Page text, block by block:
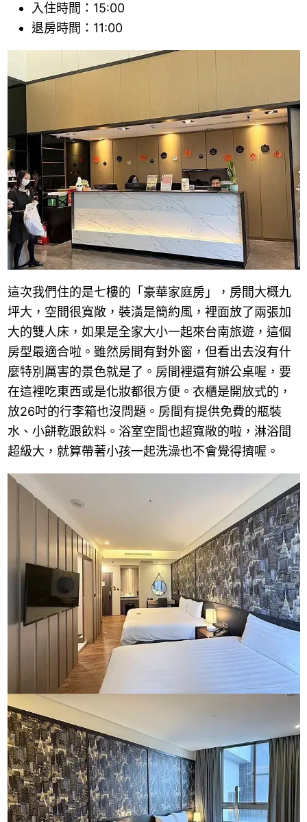
入住時間：15:00
退房時間：11:00
這次我們住的是七樓的「豪華家庭房」，房間大概九
坪大，空間很寬敞，裝潢是簡約風，裡面放了兩張加
大的雙人床，如果是全家大小一起來台南旅遊，這個
房型最適合啦。雖然房間有對外窗，但看出去沒有什
麼特別厲害的景色就是了。房間裡還有辦公桌喔，要
在這裡吃東西或是化妝都很方便。衣櫃是開放式的，
放26吋的行李箱也沒問題。房間有提供免費的瓶裝
水、小餅乾跟飲料。浴室空間也超寬敞的啦，淋浴間
超級大，就算帶著小孩一起洗澡也不會覺得擠喔。